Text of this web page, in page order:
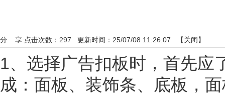
点击次数： 297 更新时间：25/07/08 11:26:07 【关闭】
分 享:
1、选择广告扣板时，首先应
成：面板、装饰条、底板，